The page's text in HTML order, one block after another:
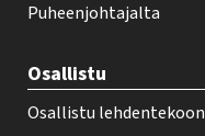
t
r
Puheenjohtajalta
Osallistu
Osallistu lehdentekoon